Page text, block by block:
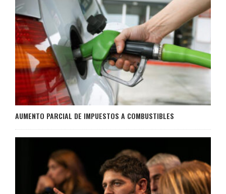
AUMENTO PARCIAL DE IMPUESTOS A COMBUSTIBLES